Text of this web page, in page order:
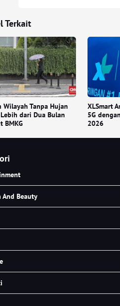
Terkait
Wilayah Tanpa Hujan
dari Dua Bulan
BMKG
XLSmart
5G
2026
And Beauty